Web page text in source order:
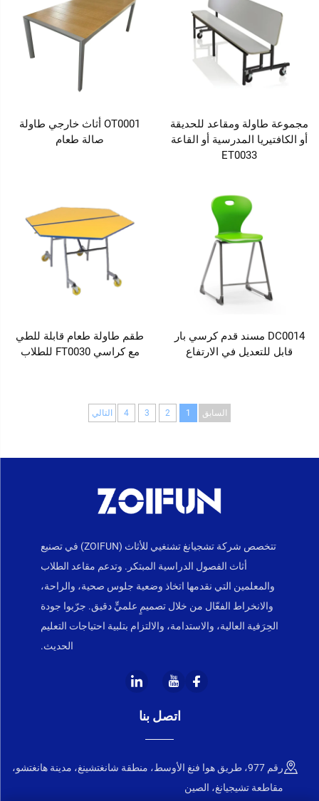
مجموعة طاولة ومقاعد للحديقة
أو الكافتيريا المدرسية أو القاعة
ET0033
OT0001 أثاث خارجي طاولة
صالة طعام
DC0014 مسند قدم كرسي بار
قابل للتعديل في الارتفاع
طقم طاولة طعام قابلة للطي
مع كراسي FT0030 للطلاب
السابق 1
2
3
4 التالي
تتخصص شركة تشجيانغ تشنغيي للأثاث (ZOIFUN) في تصنيع
أثاث الفصول الدراسية المبتكر. وتدعم مقاعد الطلاب
والمعلمين التي نقدمها اتخاذ وضعية جلوس صحية، والراحة،
والانخراط الفعّال من خلال تصميمٍ علميٍّ دقيق. جرّبوا جودة
الحِرَفية العالية، والاستدامة، والالتزام بتلبية احتياجات التعليم
الحديث.
اتصل بنا
رقم 977، طريق هوا فنغ الأوسط، منطقة شانغتشينغ، مدينة هانغتشو،
مقاطعة تشيجيانغ، الصين